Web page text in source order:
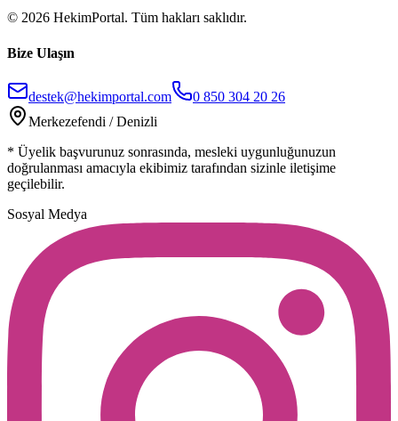
© 2026 HekimPortal. Tüm hakları saklıdır.
Bize Ulaşın
destek@hekimportal.com
0 850 304 20 26
Merkezefendi / Denizli
* Üyelik başvurunuz sonrasında, mesleki uygunluğunuzun
doğrulanması amacıyla ekibimiz tarafından sizinle iletişime
geçilebilir.
Sosyal Medya